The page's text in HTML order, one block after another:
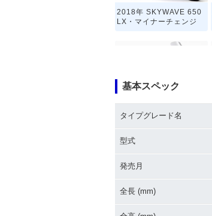
2018年 SKYWAVE 650
LX・マイナーチェンジ
2011年 SKYWAVE 650
基本スペック
タイプグレード名
型式
発売月
全長 (mm)